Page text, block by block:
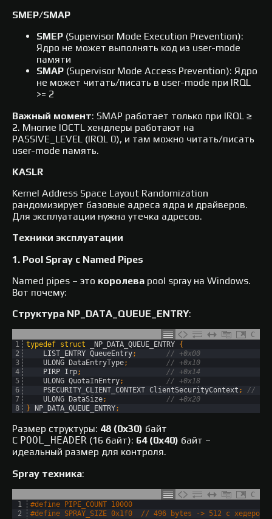
SMEP/SMAP
SMEP (Supervisor Mode Execution Prevention):
Ядро не может выполнять код из user-mode
памяти
SMAP (Supervisor Mode Access Prevention): Ядро
не может читать/писать в user-mode при IRQL
>= 2
Важный момент: SMAP работает только при IRQL ≥
2. Многие IOCTL хендлеры работают на
PASSIVE_LEVEL (IRQL 0), и там можно читать/писать
user-mode память.
KASLR
Kernel Address Space Layout Randomization
рандомизирует базовые адреса ядра и драйверов.
Для эксплуатации нужна утечка адресов.
Техники эксплуатации
1. Pool Spray с Named Pipes
Named pipes – это королева pool spray на Windows.
Вот почему:
Структура NP_DATA_QUEUE_ENTRY:
C
1
2
3
4
5
6
7
8
typedef struct _NP_DATA_QUEUE_ENTRY {
LIST_ENTRY QueueEntry;
// +0x00
ULONG
DataEntryType;
// +0x10
PIRP Irp;
// +0x14
ULONG QuotaInEntry;
// +0x18
PSECURITY_CLIENT_CONTEXT ClientSecurityContext ;
//
ULONG
DataSize;
// +0x20
}
NP_DATA_QUEUE_ENTRY;
Размер структуры: 48 (0x30) байт
С POOL_HEADER (16 байт): 64 (0x40) байт –
идеальный размер для контроля.​
Spray техника:
C
1
2
#define PIPE_COUNT 10000
#define SPRAY_SIZE 0x1f0  // 496 bytes -> 512 с хедером